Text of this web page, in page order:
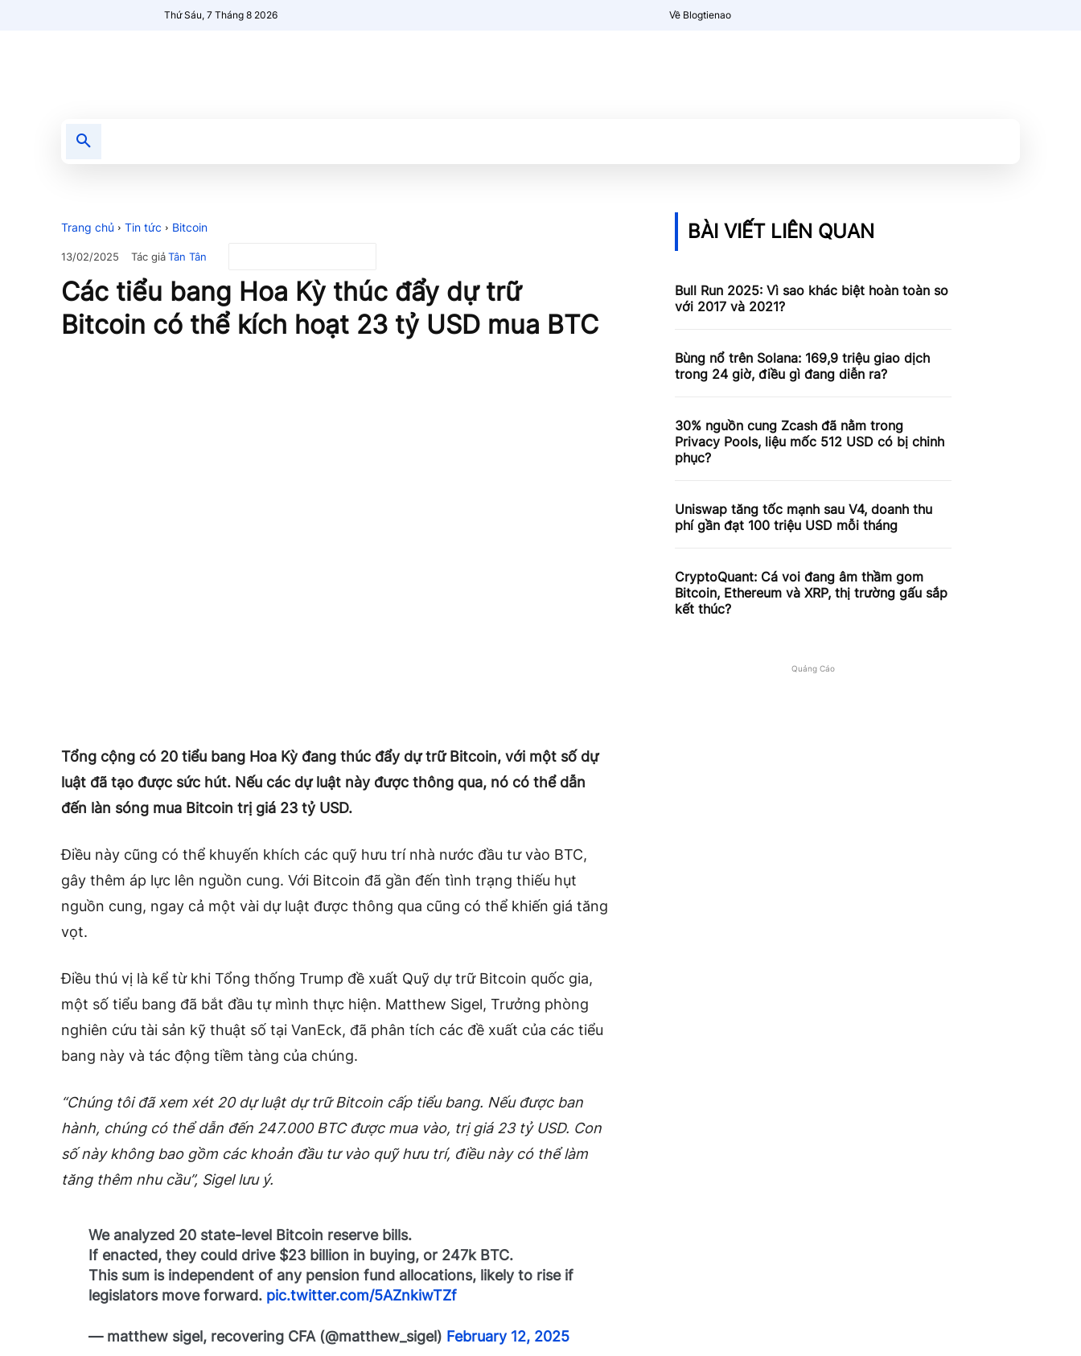
Thứ Sáu, 7 Tháng 8 2026 Về Blogtienao
Trang chủ Tin tức Bitcoin
13/02/2025 Tác giảTân Tân
Các tiểu bang Hoa Kỳ thúc đẩy dự trữ
Bitcoin có thể kích hoạt 23 tỷ USD mua BTC
Tổng cộng có 20 tiểu bang Hoa Kỳ đang thúc đẩy dự trữ Bitcoin, với một số dự
luật đã tạo được sức hút. Nếu các dự luật này được thông qua, nó có thể dẫn
đến làn sóng mua Bitcoin trị giá 23 tỷ USD.
Điều này cũng có thể khuyến khích các quỹ hưu trí nhà nước đầu tư vào BTC,
gây thêm áp lực lên nguồn cung. Với Bitcoin đã gần đến tình trạng thiếu hụt
nguồn cung, ngay cả một vài dự luật được thông qua cũng có thể khiến giá tăng
vọt.
Điều thú vị là kể từ khi Tổng thống Trump đề xuất Quỹ dự trữ Bitcoin quốc gia,
một số tiểu bang đã bắt đầu tự mình thực hiện. Matthew Sigel, Trưởng phòng
nghiên cứu tài sản kỹ thuật số tại VanEck, đã phân tích các đề xuất của các tiểu
bang này và tác động tiềm tàng của chúng.
“Chúng tôi đã xem xét 20 dự luật dự trữ Bitcoin cấp tiểu bang. Nếu được ban
hành, chúng có thể dẫn đến 247.000 BTC được mua vào, trị giá 23 tỷ USD. Con
số này không bao gồm các khoản đầu tư vào quỹ hưu trí, điều này có thể làm
tăng thêm nhu cầu”, Sigel lưu ý.
We analyzed 20 state-level Bitcoin reserve bills.
If enacted, they could drive $23 billion in buying, or 247k BTC.
This sum is independent of any pension fund allocations, likely to rise if
legislators move forward. pic.twitter.com/5AZnkiwTZf
— matthew sigel, recovering CFA (@matthew_sigel) February 12, 2025
BÀI VIẾT LIÊN QUAN
Bull Run 2025: Vì sao khác biệt hoàn toàn so
với 2017 và 2021?
Bùng nổ trên Solana: 169,9 triệu giao dịch
trong 24 giờ, điều gì đang diễn ra?
30% nguồn cung Zcash đã nằm trong
Privacy Pools, liệu mốc 512 USD có bị chinh
phục?
Uniswap tăng tốc mạnh sau V4, doanh thu
phí gần đạt 100 triệu USD mỗi tháng
CryptoQuant: Cá voi đang âm thầm gom
Bitcoin, Ethereum và XRP, thị trường gấu sắp
kết thúc?
Quảng Cáo